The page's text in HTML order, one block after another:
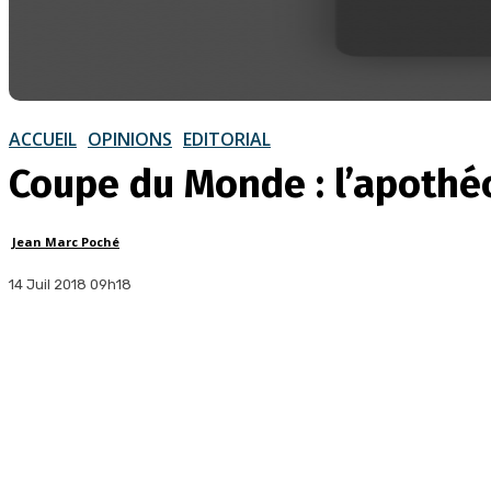
ACCUEIL OPINIONS EDITORIAL
Coupe du Monde :
Jean Marc Poché
14 Juil 2018 09h18